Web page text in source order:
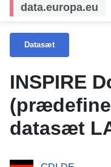
data.europa.eu
Datasæt
INSPIRE
datasæt
Fremme